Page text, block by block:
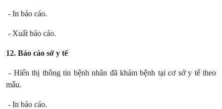
- In báo cáo.
- Xuất báo cáo.
12. Báo cáo sở y tế
- Hiển thị thông tin bệnh nhân đã khám bệnh tại cơ sở y tế theo
mẫu.
- In báo cáo.